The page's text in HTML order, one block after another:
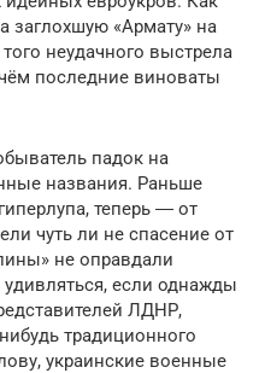
заглохшую «Армату» на
неудачного выстрела
последние виноваты
падок на
названия. Раньше
теперь ― от
чуть ли не спасение от
не оправдали
если однажды
ЛДНР,
традиционного
украинские военные